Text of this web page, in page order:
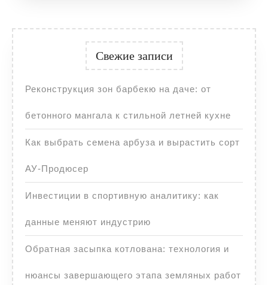
Свежие записи
Реконструкция зон барбекю на даче: от
бетонного мангала к стильной летней кухне
Как выбрать семена арбуза и вырастить сорт
АУ-Продюсер
Инвестиции в спортивную аналитику: как
данные меняют индустрию
Обратная засыпка котлована: технология и
нюансы завершающего этапа земляных работ